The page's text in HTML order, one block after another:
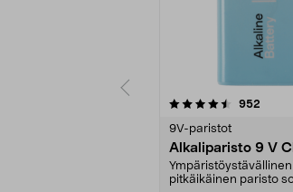
952
9V-paristot
Alkaliparisto 9 V
Ympäristöystävällinen
pitkäikäinen paristo
4.5 viidestä